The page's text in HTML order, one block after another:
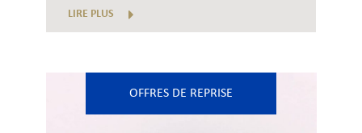
LIRE PLUS
OFFRES DE REPRISE